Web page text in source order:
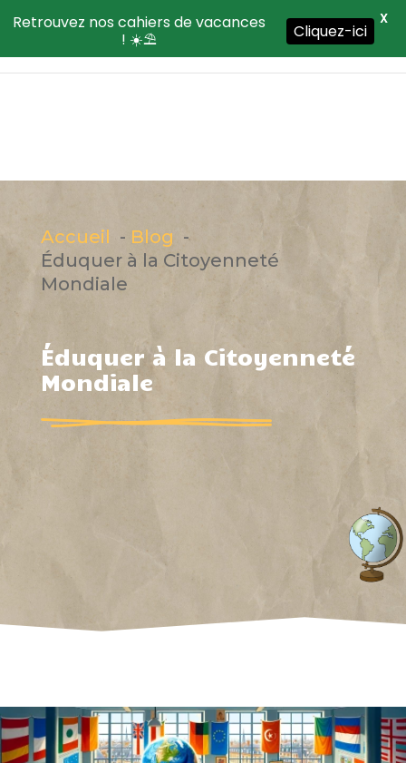
Accueil
Blog
Éduquer à la Citoyenneté
Mondiale
Éduquer à la Citoyenneté
Mondiale
Retrouvez nos cahiers de vacances
! ☀️⛱️
Cliquez-ici
X